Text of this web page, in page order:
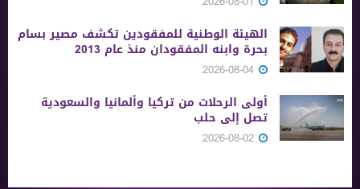
الهيئة الوطنية للمفقودين تكشف مصير بسام
بحرة وابنه المفقودان منذ عام 2013
أولى الرحلات من ‏تركيا وألمانيا والسعودية
تصل إلى حلب